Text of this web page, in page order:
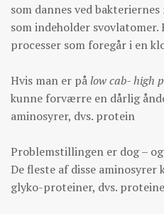
som dannes ved
som indeholder
processer som foregår i en
Hvis man er pålow cab- high
kunne forværre en dårlig
aminosyrer, dvs. protein
Problemstillingen er dog –
De fleste af disse
glyko-proteiner, dvs.